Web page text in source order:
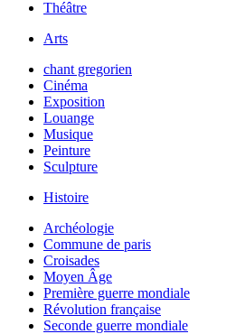
Théâtre
Arts
chant gregorien
Cinéma
Exposition
Louange
Musique
Peinture
Sculpture
Histoire
Archéologie
Commune de paris
Croisades
Moyen Âge
Première guerre mondiale
Révolution française
Seconde guerre mondiale